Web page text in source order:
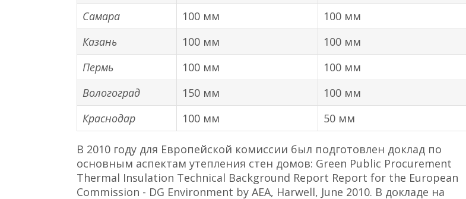
Самара
100 мм
100 мм
Казань
100 мм
100 мм
Пермь
100 мм
100 мм
Вологоград
150 мм
100 мм
Краснодар
100 мм 50 мм
В 2010 году для Европейской комиссии был подготовлен доклад по
основным аспектам утепления стен домов: Green Public Procurement
Thermal Insulation Technical Background Report Report for the European
Commission - DG Environment by AEA, Harwell, June 2010. В докладе на